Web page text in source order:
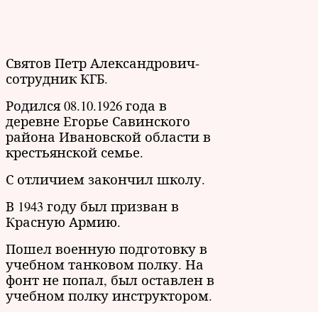
Святов Петр Александрович-
сотрудник КГБ.
Родился 08.10.1926 года в
деревне Егорье Савинского
района Ивановской области в
крестьянской семье.
С отличием закончил школу.
В 1943 году был призван в
Красную Армию.
Пошел военную подготовку в
учебном танковом полку. На
фонт не попал, был оставлен в
учебном полку инструктором.